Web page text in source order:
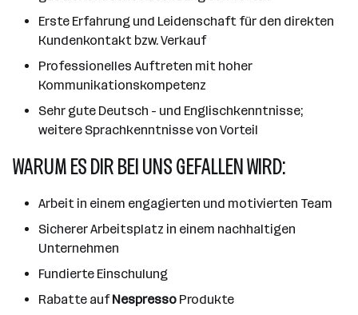
Erste Erfahrung und Leidenschaft für den direkten
Kundenkontakt bzw. Verkauf
Professionelles Auftreten mit hoher
Kommunikationskompetenz
Sehr gute Deutsch - und Englischkenntnisse;
weitere Sprachkenntnisse von Vorteil
WARUM ES DIR BEI UNS GEFALLEN WIRD:
Arbeit in einem engagierten und motivierten Team
Sicherer Arbeitsplatz in einem nachhaltigen
Unternehmen
Fundierte Einschulung
Rabatte aufNespresso Produkte